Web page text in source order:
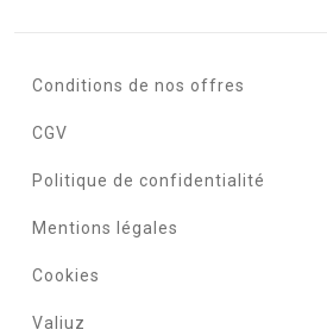
Conditions de nos offres
CGV
Politique de confidentialité
Mentions légales
Cookies
Valiuz